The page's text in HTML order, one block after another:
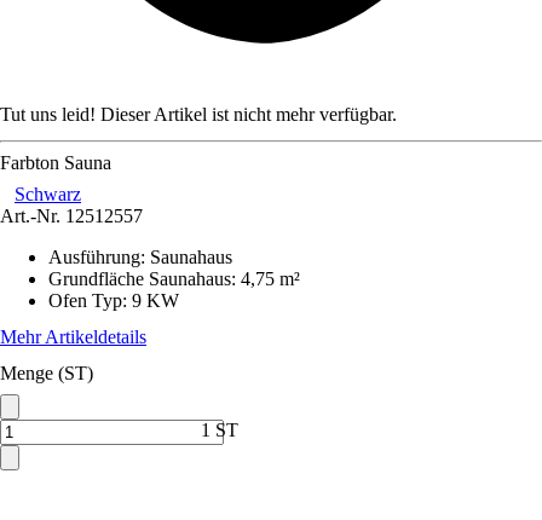
Tut uns leid! Dieser Artikel ist nicht mehr verfügbar.
Farbton Sauna
Schwarz
Art.-Nr. 12512557
Ausführung: Saunahaus
Grundfläche Saunahaus: 4,75 m²
Ofen Typ: 9 KW
Mehr Artikeldetails
Menge (ST)
1 ST